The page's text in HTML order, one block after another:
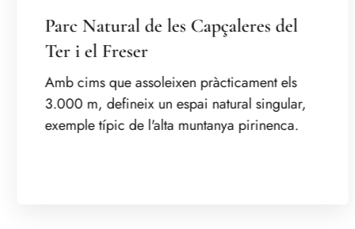
Parc Natural de les Capçaleres del
Ter i el Freser
Amb cims que assoleixen pràcticament els
3.000 m, defineix un espai natural singular,
exemple típic de l'alta muntanya pirinenca.